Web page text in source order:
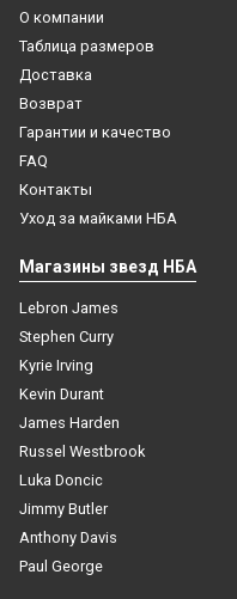
Майка NBA с
7 500
О компании
Таблица размеров
Доставка
Возврат
Гарантии и качество
FAQ
Контакты
Уход за майками НБА
Магазины звезд НБА
Lebron James
Stephen Curry
Kyrie Irving
Kevin Durant
James Harden
Russel Westbrook
Luka Doncic
Jimmy Butler
Anthony Davis
Paul George